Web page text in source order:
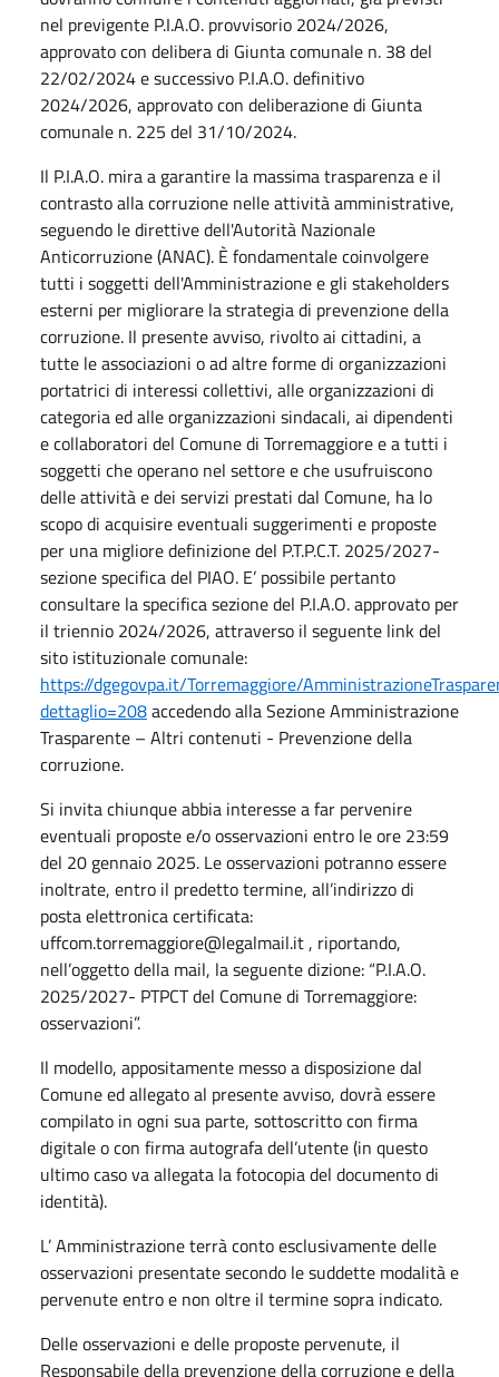
nel previgente P.I.A.O. provvisorio 2024/2026,
approvato con delibera di Giunta comunale n. 38 del
22/02/2024 e successivo P.I.A.O. definitivo
2024/2026, approvato con deliberazione di Giunta
comunale n. 225 del 31/10/2024.
Il P.I.A.O. mira a garantire la massima trasparenza e il
contrasto alla corruzione nelle attività amministrative,
seguendo le direttive dell'Autorità Nazionale
Anticorruzione (ANAC). È fondamentale coinvolgere
tutti i soggetti dell'Amministrazione e gli stakeholders
esterni per migliorare la strategia di prevenzione della
corruzione. Il presente avviso, rivolto ai cittadini, a
tutte le associazioni o ad altre forme di organizzazioni
portatrici di interessi collettivi, alle organizzazioni di
categoria ed alle organizzazioni sindacali, ai dipendenti
e collaboratori del Comune di Torremaggiore e a tutti i
soggetti che operano nel settore e che usufruiscono
delle attività e dei servizi prestati dal Comune, ha lo
scopo di acquisire eventuali suggerimenti e proposte
per una migliore definizione del P.T.P.C.T. 2025/2027-
sezione specifica del PIAO. E’ possibile pertanto
consultare la specifica sezione del P.I.A.O. approvato per
il triennio 2024/2026, attraverso il seguente link del
sito istituzionale comunale:
https://dgegovpa.it/Torremaggiore/
dettaglio=208accedendo alla Sezione Amministrazione
Trasparente – Altri contenuti - Prevenzione della
corruzione.
Si invita chiunque abbia interesse a far pervenire
eventuali proposte e/o osservazioni entro le ore 23:59
del 20 gennaio 2025. Le osservazioni potranno essere
inoltrate, entro il predetto termine, all’indirizzo di
posta elettronica certificata:
uffcom.torremaggiore@legalmail.it , riportando,
nell’oggetto della mail, la seguente dizione: “P.I.A.O.
2025/2027- PTPCT del Comune di Torremaggiore:
osservazioni”.
Il modello, appositamente messo a disposizione dal
Comune ed allegato al presente avviso, dovrà essere
compilato in ogni sua parte, sottoscritto con firma
digitale o con firma autografa dell’utente (in questo
ultimo caso va allegata la fotocopia del documento di
identità).
L’ Amministrazione terrà conto esclusivamente delle
osservazioni presentate secondo le suddette modalità e
pervenute entro e non oltre il termine sopra indicato.
Delle osservazioni e delle proposte pervenute, il
Responsabile della prevenzione della corruzione e della